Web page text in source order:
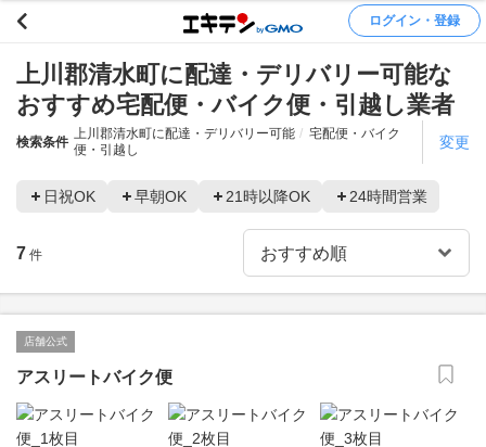
ログイン・登録
上川郡清水町に配達・デリバリー可能な
おすすめ宅配便・バイク便・引越し業者
検索条件
上川郡清水町に配達・デリバリー可能
宅配便・バイク
便・引越し
変更
日祝OK 早朝OK 21時以降OK 24時間営業
7 件
店舗公式
アスリートバイク便